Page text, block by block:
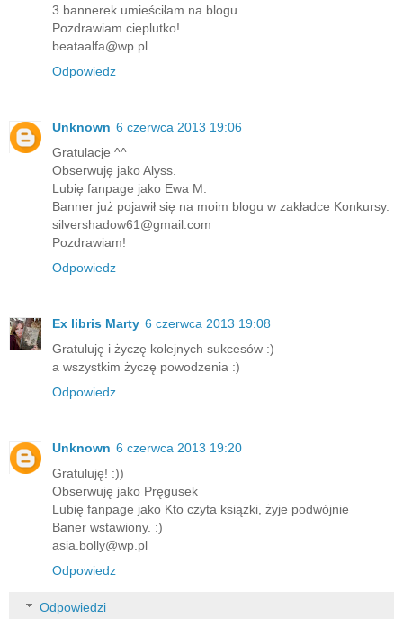
3 bannerek umieściłam na blogu
Pozdrawiam cieplutko!
beataalfa@wp.pl
Odpowiedz
Unknown 6 czerwca 2013 19:06
Gratulacje ^^
Obserwuję jako Alyss.
Lubię fanpage jako Ewa M.
Banner już pojawił się na moim blogu w zakładce Konkursy.
silvershadow61@gmail.com
Pozdrawiam!
Odpowiedz
Ex libris Marty 6 czerwca 2013 19:08
Gratuluję i życzę kolejnych sukcesów :)
a wszystkim życzę powodzenia :)
Odpowiedz
Unknown 6 czerwca 2013 19:20
Gratuluję! :))
Obserwuję jako Pręgusek
Lubię fanpage jako Kto czyta książki, żyje podwójnie
Baner wstawiony. :)
asia.bolly@wp.pl
Odpowiedz
Odpowiedzi